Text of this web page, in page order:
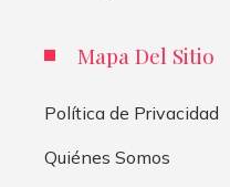
Mapa Del Sitio
Política de Privacidad
Quiénes Somos